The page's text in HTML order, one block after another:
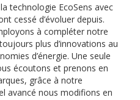
technologie EcoSens avec
cessé d’évoluer depuis.
à compléter notre
plus d’innovations au
d’énergie. Une seule
écoutons et prenons en
grâce à notre
avancé nous modifions en